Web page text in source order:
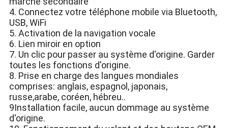
4. Connectez votre téléphone mobile via Bluetooth,
USB, WiFi
5. Activation de la navigation vocale
6. Lien miroir en option
7. Un clic pour passer au système d'origine. Garder
toutes les fonctions d'origine.
8. Prise en charge des langues mondiales
comprises: anglais, espagnol, japonais,
russe,arabe, coréen, hébreu..
9Installation facile, aucun dommage au système
d'origine.